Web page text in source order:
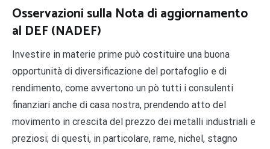
Osservazioni sulla Nota di aggiornamento
al DEF (NADEF)
Investire in materie prime può costituire una buona
opportunità di diversificazione del portafoglio e di
rendimento, come avvertono un pò tutti i consulenti
finanziari anche di casa nostra, prendendo atto del
movimento in crescita del prezzo dei metalli industriali e
preziosi; di questi, in particolare, rame, nichel, stagno